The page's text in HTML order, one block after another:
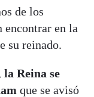
de los
encontrar en la
su reinado.
la Reina se
que se avisó